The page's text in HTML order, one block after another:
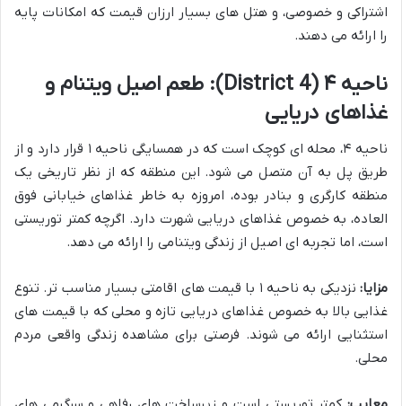
اشتراکی و خصوصی، و هتل های بسیار ارزان قیمت که امکانات پایه
را ارائه می دهند.
ناحیه ۴ (District 4): طعم اصیل ویتنام و
غذاهای دریایی
ناحیه ۴، محله ای کوچک است که در همسایگی ناحیه ۱ قرار دارد و از
طریق پل به آن متصل می شود. این منطقه که از نظر تاریخی یک
منطقه کارگری و بنادر بوده، امروزه به خاطر غذاهای خیابانی فوق
العاده، به خصوص غذاهای دریایی شهرت دارد. اگرچه کمتر توریستی
است، اما تجربه ای اصیل از زندگی ویتنامی را ارائه می دهد.
مزایا:
نزدیکی به ناحیه ۱ با قیمت های اقامتی بسیار مناسب تر. تنوع
غذایی بالا به خصوص غذاهای دریایی تازه و محلی که با قیمت های
استثنایی ارائه می شوند. فرصتی برای مشاهده زندگی واقعی مردم
محلی.